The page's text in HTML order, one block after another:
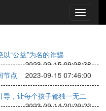
“公益”为名的诈骗
2023-09-15 09:08:38
节点
2023-09-15 07:46:00
，让每个孩子都独一无二
2023-09-14 20:29:23